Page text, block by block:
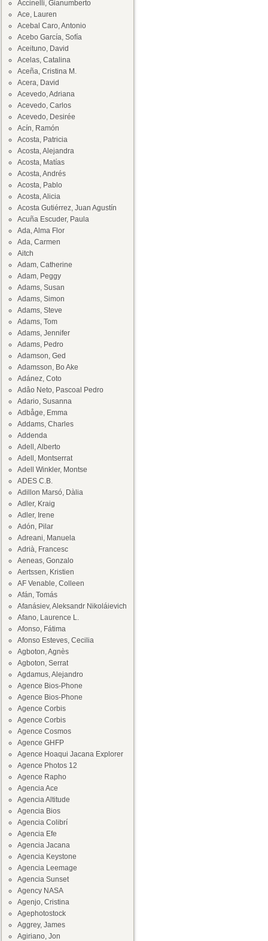
Accinelli, Gianumberto
Ace, Lauren
Acebal Caro, Antonio
Acebo García, Sofía
Aceituno, David
Acelas, Catalina
Aceña, Cristina M.
Acera, David
Acevedo, Adriana
Acevedo, Carlos
Acevedo, Desirée
Acín, Ramón
Acosta, Patricia
Acosta, Alejandra
Acosta, Matías
Acosta, Andrés
Acosta, Pablo
Acosta, Alicia
Acosta Gutiérrez, Juan Agustín
Acuña Escuder, Paula
Ada, Alma Flor
Ada, Carmen
Aitch
Adam, Catherine
Adam, Peggy
Adams, Susan
Adams, Simon
Adams, Steve
Adams, Tom
Adams, Jennifer
Adams, Pedro
Adamson, Ged
Adamsson, Bo Ake
Adánez, Coto
Adâo Neto, Pascoal Pedro
Adario, Susanna
Adbåge, Emma
Addams, Charles
Addenda
Adell, Alberto
Adell, Montserrat
Adell Winkler, Montse
ADES C.B.
Adillon Marsó, Dàlia
Adler, Kraig
Adler, Irene
Adón, Pilar
Adreani, Manuela
Adrià, Francesc
Aeneas, Gonzalo
Aertssen, Kristien
AF Venable, Colleen
Afán, Tomás
Afanásiev, Aleksandr Nikoláievich
Afano, Laurence L.
Afonso, Fátima
Afonso Esteves, Cecilia
Agboton, Agnès
Agboton, Serrat
Agdamus, Alejandro
Agence Bios-Phone
Agence Bios-Phone
Agence Corbis
Agence Corbis
Agence Cosmos
Agence GHFP
Agence Hoaqui Jacana Explorer
Agence Photos 12
Agence Rapho
Agencia Ace
Agencia Altitude
Agencia Bios
Agencia Colibrí
Agencia Efe
Agencia Jacana
Agencia Keystone
Agencia Leemage
Agencia Sunset
Agency NASA
Agenjo, Cristina
Agephotostock
Aggrey, James
Agiriano, Jon